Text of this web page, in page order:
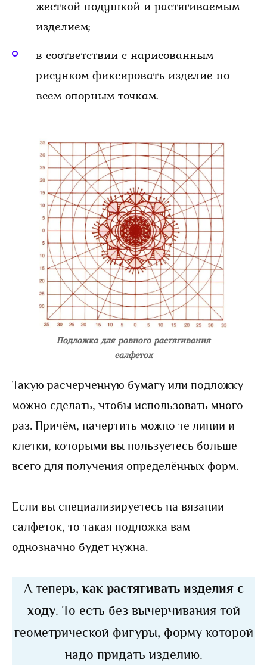
жесткой подушкой и растягиваемым
изделием;
в соответствии с нарисованным
рисунком фиксировать изделие по
всем опорным точкам.
Подложка для ровного растягивания
салфеток
Такую расчерченную бумагу или подложку
можно сделать, чтобы использовать много
раз. Причём, начертить можно те линии и
клетки, которыми вы пользуетесь больше
всего для получения определённых форм.
Если вы специализируетесь на вязании
салфеток, то такая подложка вам
однозначно будет нужна.
А теперь, как растягивать изделия с
ходу. То есть без вычерчивания той
геометрической фигуры, форму которой
надо придать изделию.